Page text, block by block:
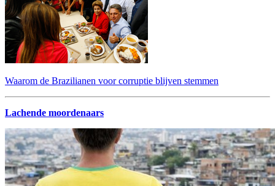
Waarom de Brazilianen voor corruptie blijven stemmen
Lachende moordenaars